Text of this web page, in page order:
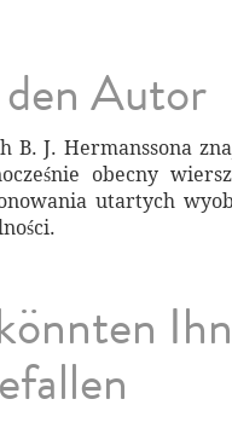
Autor
B. J. Hermanssona
obecny
utartych